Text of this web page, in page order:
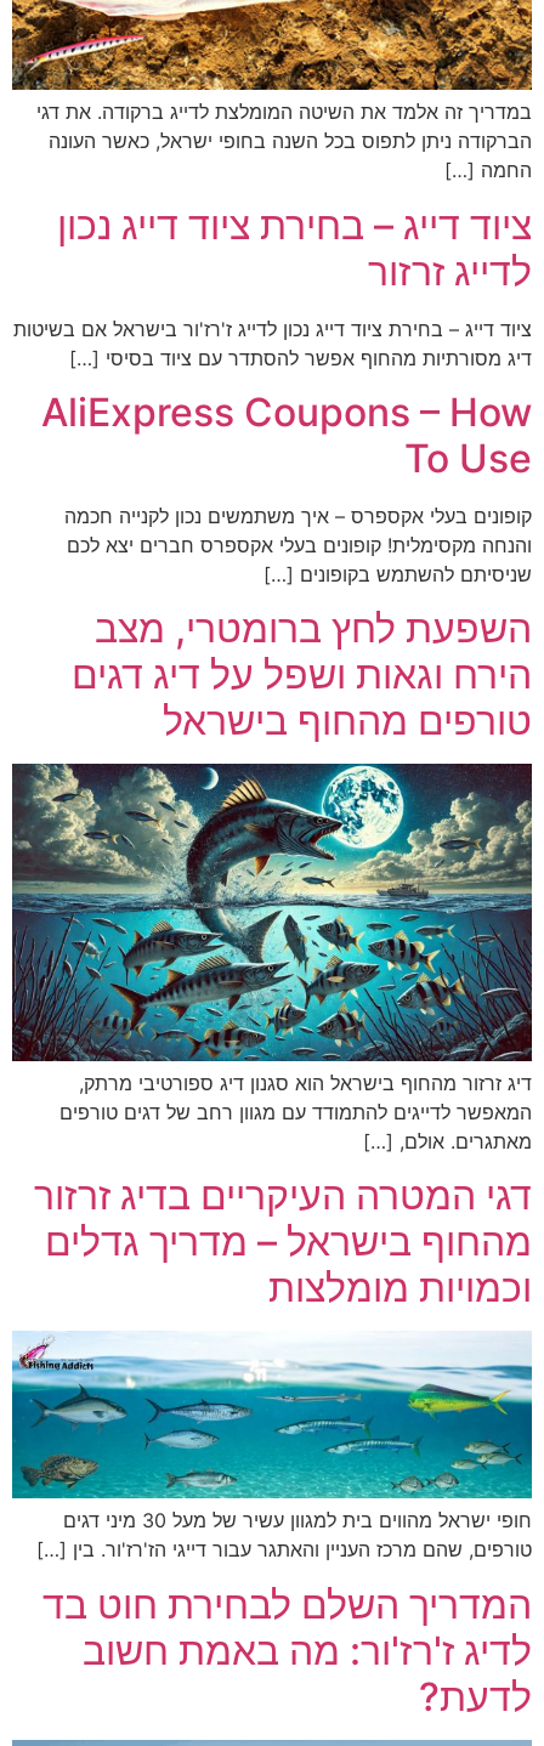
במדריך זה אלמד את השיטה המומלצת לדייג ברקודה. את דגי
הברקודה ניתן לתפוס בכל השנה בחופי ישראל, כאשר העונה
החמה […]
ציוד דייג – בחירת ציוד דייג נכון
לדייג זרזור
ציוד דייג – בחירת ציוד דייג נכון לדייג ז'רז'ור בישראל אם בשיטות
דיג מסורתיות מהחוף אפשר להסתדר עם ציוד בסיסי […]
AliExpress Coupons – How
To Use
קופונים בעלי אקספרס – איך משתמשים נכון לקנייה חכמה
והנחה מקסימלית! קופונים בעלי אקספרס חברים יצא לכם
שניסיתם להשתמש בקופונים […]
השפעת לחץ ברומטרי, מצב
הירח וגאות ושפל על דיג דגים
טורפים מהחוף בישראל
דיג זרזור מהחוף בישראל הוא סגנון דיג ספורטיבי מרתק,
המאפשר לדייגים להתמודד עם מגוון רחב של דגים טורפים
מאתגרים. אולם, […]
דגי המטרה העיקריים בדיג זרזור
מהחוף בישראל – מדריך גדלים
וכמויות מומלצות
חופי ישראל מהווים בית למגוון עשיר של מעל 30 מיני דגים
טורפים, שהם מרכז העניין והאתגר עבור דייגי הז'רז'ור. בין […]
המדריך השלם לבחירת חוט בד
לדיג ז'רז'ור: מה באמת חשוב
לדעת?